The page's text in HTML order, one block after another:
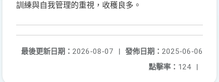
訓練與自我管理的重視，收穫良多。
發佈日期： 2025-06-06
最後更新日期： 2026-08-07
|
點擊率： 124 |